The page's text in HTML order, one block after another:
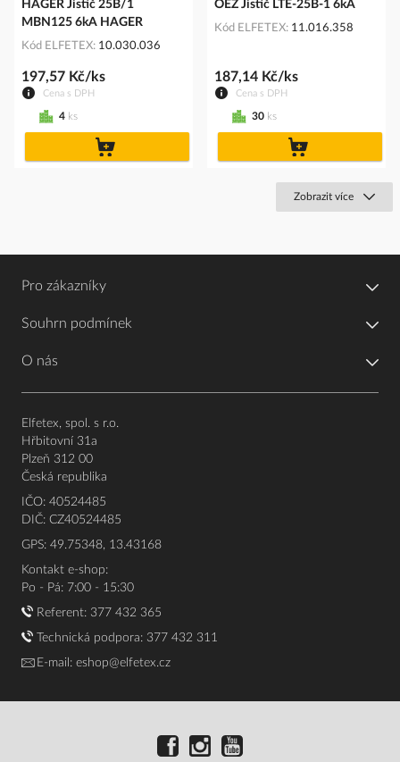
HAGER Jistič 25B/1
MBN125 6kA HAGER
Kód ELFETEX 10.030.036
Cena s DPH
197,57 Kč/ks
4 ks
OEZ Jistič LTE-25B-1 6kA
Kód ELFETEX 11.016.358
Cena s DPH
187,14 Kč/ks
30 ks
Zobrazit více
Pro zákazníky
Souhrn podmínek
O nás
Elfetex, spol. s r.o.
Hřbitovní 31a
Plzeň 312 00
Česká republika
IČO: 40524485
DIČ: CZ40524485
GPS: 49.75348, 13.43168
Kontakt e-shop:
Po - Pá: 7:00 - 15:30
Referent: 377 432 365
Technická podpora: 377 432 311
E-mail: eshop@elfetex.cz